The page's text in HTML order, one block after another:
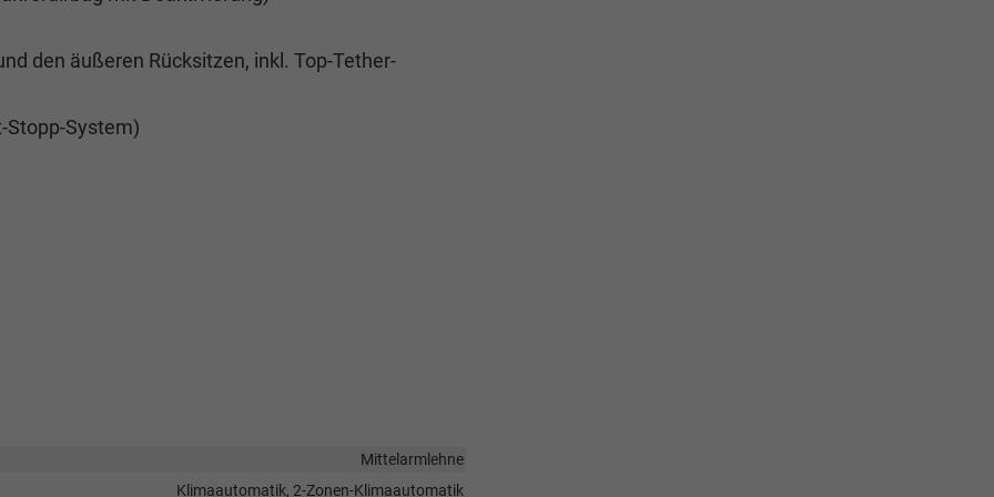
den äußeren Rücksitzen, inkl. Top-Tether-
Stopp-System)
Mittelarmlehne
Klimaautomatik, 2-Zonen-Klimaautomatik